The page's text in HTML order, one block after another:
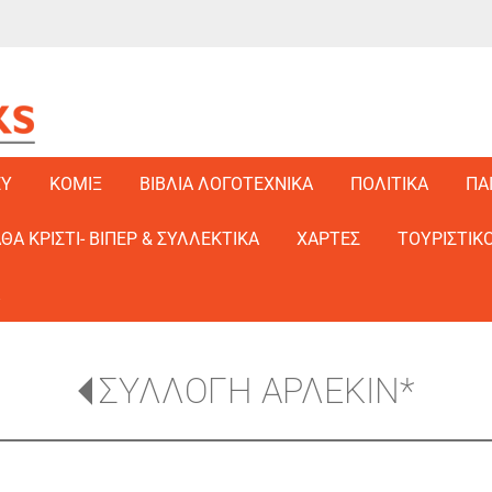
ΚΟΜΙΞ ΒΙΒΛΙΑ ΛΟΓΟΤΕΧΝΙΚΑ ΠΟΛΙΤΙΚΑ
ΚΡΙΣΤΙ- ΒΙΠΕΡ & ΣΥΛΛΕΚΤΙΚΑ ΧΑΡΤΕΣ
ΣΥΛΛΟΓΗ ΑΡΛΕΚΙΝ*